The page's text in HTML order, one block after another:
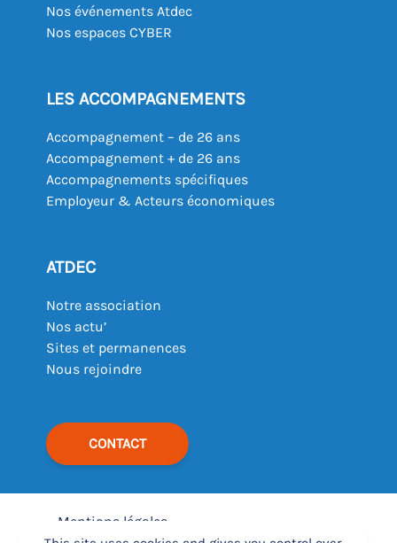
Nos événements Atdec
Nos espaces CYBER
LES ACCOMPAGNEMENTS
Accompagnement – de 26 ans
Accompagnement + de 26 ans
Accompagnements spécifiques
Employeur & Acteurs économiques
ATDEC
Notre association
Nos actu’
Sites et permanences
Nous rejoindre
CONTACT
Mentions légales